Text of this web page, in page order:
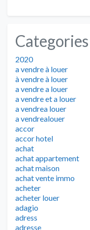
Categories
2020
a vendre à louer
à vendre à louer
a vendre a louer
a vendre et a louer
a vendrea louer
a vendrealouer
accor
accor hotel
achat
achat appartement
achat maison
achat vente immo
acheter
acheter louer
adagio
adress
adresse